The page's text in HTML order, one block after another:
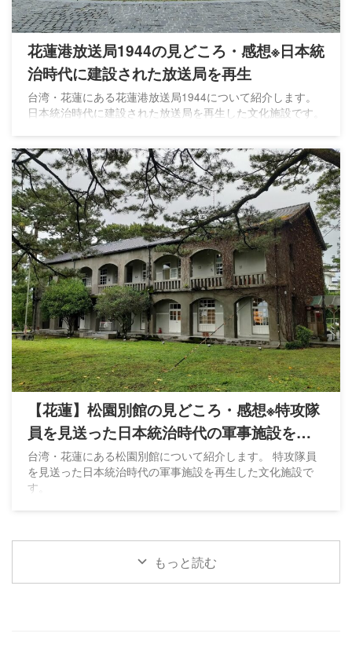
花蓮港放送局1944の見どころ・感想※日本統
治時代に建設された放送局を再生
台湾・花蓮にある花蓮港放送局1944について紹介します。
日本統治時代に建設された放送局を再生した文化施設です。
【花蓮】松園別館の見どころ・感想※特攻隊
員を見送った日本統治時代の軍事施設を再
生
台湾・花蓮にある松園別館について紹介します。 特攻隊員
を見送った日本統治時代の軍事施設を再生した文化施設で
す。
もっと読む